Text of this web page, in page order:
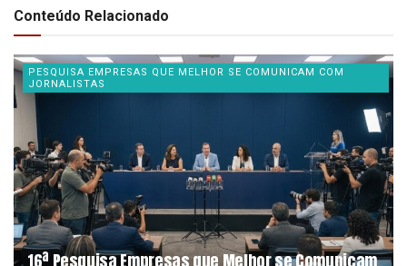
Conteúdo Relacionado
PESQUISA EMPRESAS QUE MELHOR SE COMUNICAM COM
JORNALISTAS